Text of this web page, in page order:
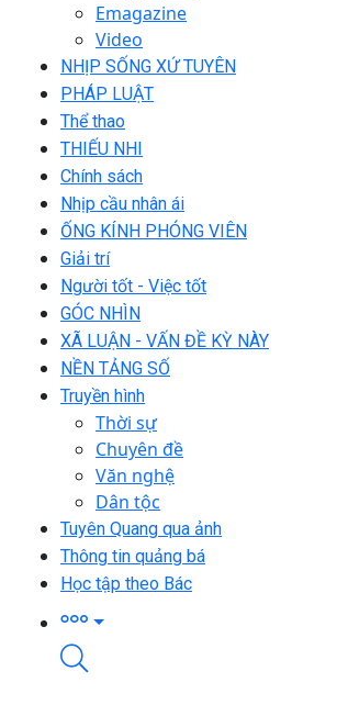
Emagazine
Video
NHỊP SỐNG XỨ TUYÊN
PHÁP LUẬT
Thể thao
THIẾU NHI
Chính sách
Nhịp cầu nhân ái
ỐNG KÍNH PHÓNG VIÊN
Giải trí
Người tốt - Việc tốt
GÓC NHÌN
XÃ LUẬN - VẤN ĐỀ KỲ NÀY
NỀN TẢNG SỐ
Truyền hình
Thời sự
Chuyên đề
Văn nghệ
Dân tộc
Tuyên Quang qua ảnh
Thông tin quảng bá
Học tập theo Bác